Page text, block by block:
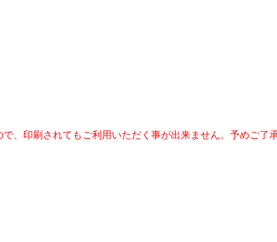
、印刷されてもご利用いただく事が出来ません。予めご了